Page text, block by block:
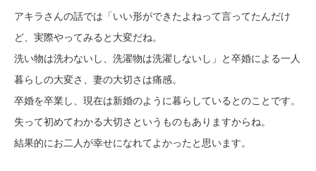
アキラさんの話では「いい形ができたよねって言ってたんだけ
ど、実際やってみると大変だね。
洗い物は洗わないし、洗濯物は洗濯しないし」と卒婚による一人
暮らしの大変さ、妻の大切さは痛感。
卒婚を卒業し、現在は新婚のように暮らしているとのことです。
失って初めてわかる大切さというものもありますからね。
結果的にお二人が幸せになれてよかったと思います。